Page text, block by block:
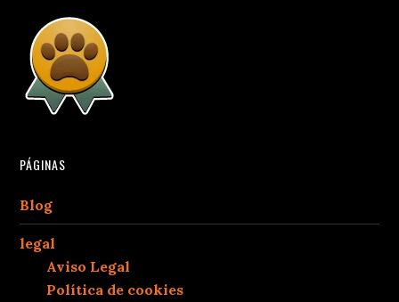
PÁGINAS
Blog
legal
Aviso Legal
Política de cookies